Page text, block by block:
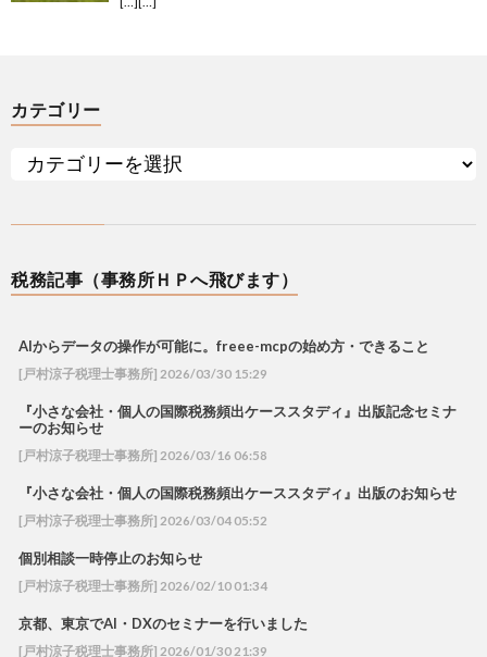
カテゴリー
税務記事（事務所ＨＰへ飛びます）
AIからデータの操作が可能に。freee-mcpの始め方・できること
[戸村涼子税理士事務所] 2026/03/30 15:29
『小さな会社・個人の国際税務頻出ケーススタディ』出版記念セミナ
ーのお知らせ
[戸村涼子税理士事務所] 2026/03/16 06:58
『小さな会社・個人の国際税務頻出ケーススタディ』出版のお知らせ
[戸村涼子税理士事務所] 2026/03/04 05:52
個別相談一時停止のお知らせ
[戸村涼子税理士事務所] 2026/02/10 01:34
京都、東京でAI・DXのセミナーを行いました
[戸村涼子税理士事務所] 2026/01/30 21:39